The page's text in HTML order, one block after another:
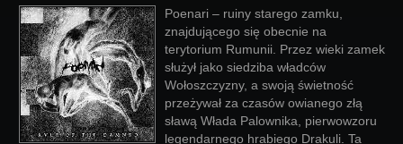
Poenari – ruiny starego zamku,
znajdującego się obecnie na
terytorium Rumunii. Przez wieki zamek
służył jako siedziba władców
Wołoszczyzny, a swoją świetność
przeżywał za czasów owianego złą
sławą Włada Palownika, pierwowzoru
legendarnego hrabiego Drakuli. Ta